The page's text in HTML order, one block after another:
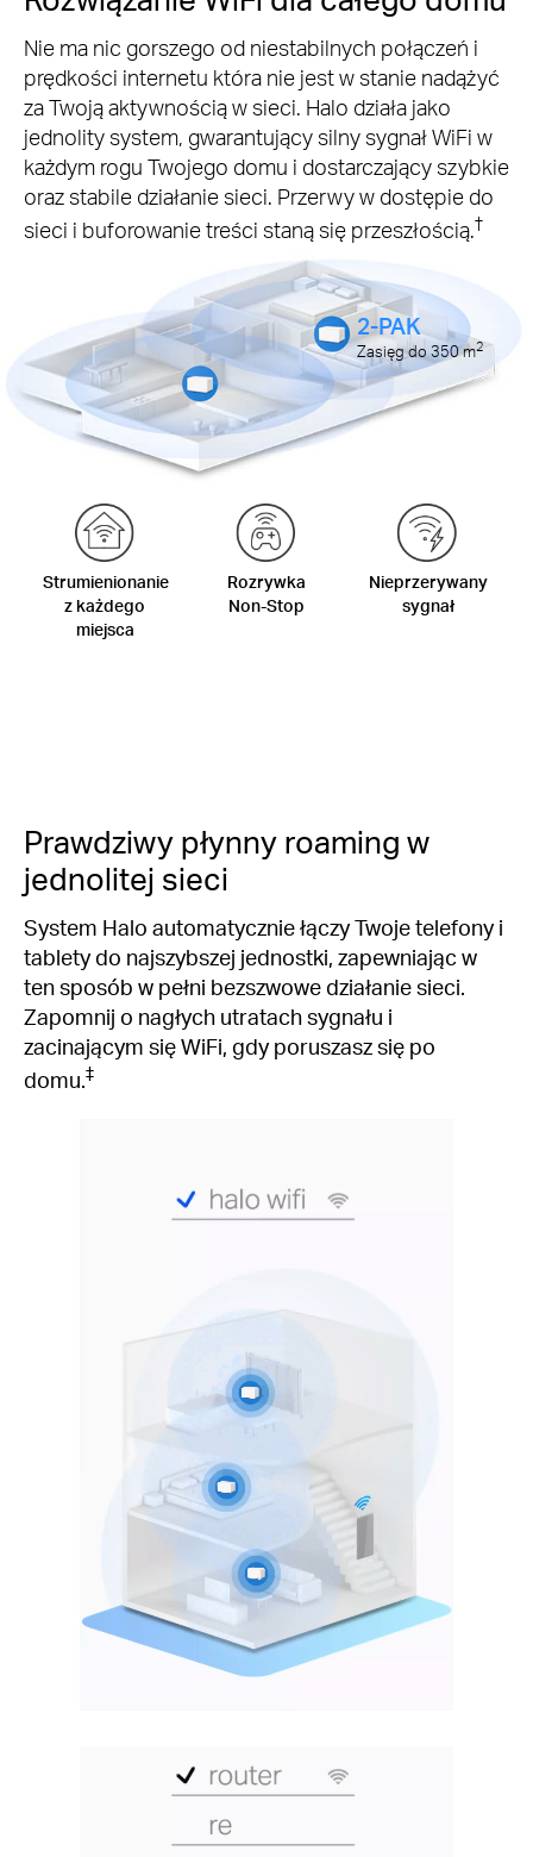
Nie ma nic gorszego od niestabilnych połączeń i
prędkości internetu która nie jest w stanie nadążyć
za Twoją aktywnością w sieci. Halo działa jako
jednolity system, gwarantujący silny sygnał WiFi w
każdym rogu Twojego domu i dostarczający szybkie
oraz stabile działanie sieci. Przerwy w dostępie do
sieci i buforowanie treści staną się przeszłością.†
Strumienionanie
z każdego
miejsca
Rozrywka
Non-Stop
Nieprzerywany
sygnał
2-PAK
Zasięg do 350m2
Prawdziwy płynny roaming w
jednolitej sieci
System Halo automatycznie łączy Twoje telefony i
tablety do najszybszej jednostki, zapewniając w
ten sposób w pełni bezszwowe działanie sieci.
Zapomnij o nagłych utratach sygnału i
zacinającym się WiFi, gdy poruszasz się po
domu.‡